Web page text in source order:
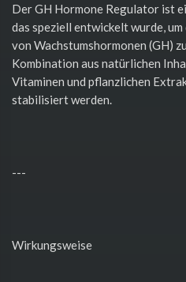
Der GH Hormone Regulator ist
das speziell entwickelt wurde,
von Wachstumshormonen (GH)
Kombination aus natürlichen
Vitaminen und pflanzlichen
stabilisiert werden.
---
Wirkungsweise